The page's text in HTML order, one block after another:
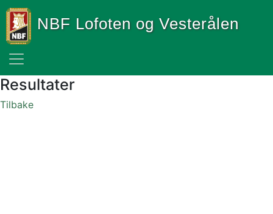
NBF Lofoten og Vesterålen
Resultater
Tilbake